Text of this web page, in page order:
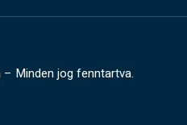
Minden jog fenntartva.